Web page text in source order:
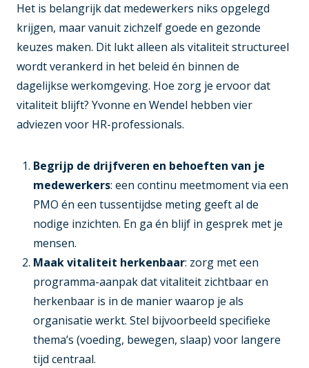
Het is belangrijk dat medewerkers niks opgelegd
krijgen, maar vanuit zichzelf goede en gezonde
keuzes maken. Dit lukt alleen als vitaliteit structureel
wordt verankerd in het beleid én binnen de
dagelijkse werkomgeving. Hoe zorg je ervoor dat
vitaliteit blijft? Yvonne en Wendel hebben vier
adviezen voor HR-professionals.
Begrijp de drijfveren en behoeften van je
medewerkers: een continu meetmoment via een
PMO én een tussentijdse meting geeft al de
nodige inzichten. En ga én blijf in gesprek met je
mensen.
Maak vitaliteit herkenbaar: zorg met een
programma-aanpak dat vitaliteit zichtbaar en
herkenbaar is in de manier waarop je als
organisatie werkt. Stel bijvoorbeeld specifieke
thema’s (voeding, bewegen, slaap) voor langere
tijd centraal.